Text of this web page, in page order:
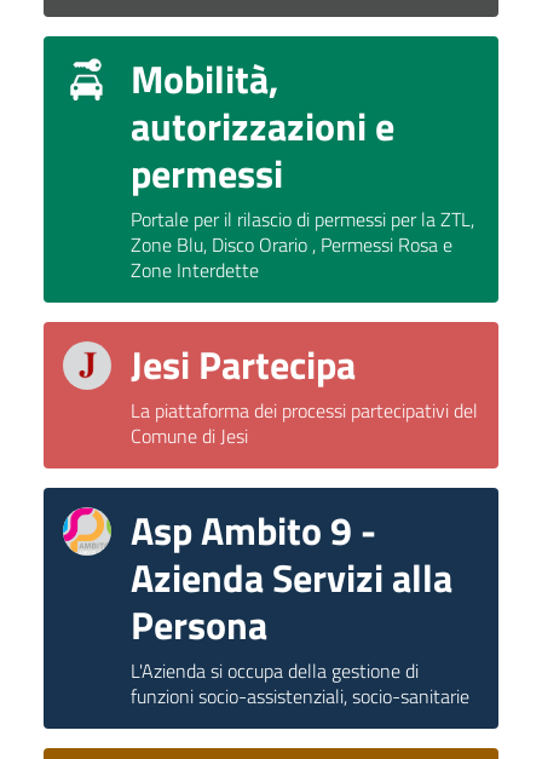
Mobilità,
autorizzazioni e
permessi
Portale per il rilascio di permessi per la ZTL,
Zone Blu, Disco Orario , Permessi Rosa e
Zone Interdette
Jesi Partecipa
La piattaforma dei processi partecipativi del
Comune di Jesi
Asp Ambito 9 -
Azienda Servizi alla
Persona
L'Azienda si occupa della gestione di
funzioni socio-assistenziali, socio-sanitarie